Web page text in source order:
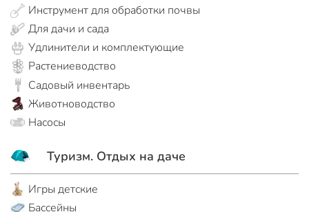
Инструмент для обработки почвы
Для дачи и сада
Удлинители и комплектующие
Растениеводство
Садовый инвентарь
Животноводство
Насосы
Туризм. Отдых на даче
Игры детские
Бассейны